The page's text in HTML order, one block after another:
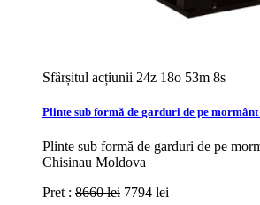
Sfârșitul acțiunii 24z 18o 53m 6s
Plinte sub formă de garduri de pe mormânt
Plinte sub formă de garduri de pe
Chisinau Moldova
Pret : 8660 lei 7794 lei